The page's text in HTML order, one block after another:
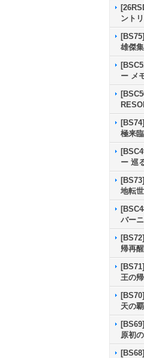
ント
雄傑集
ー メ
極来臨
ー 巡
地転世
バー
帰再醒
王の
天の
原初